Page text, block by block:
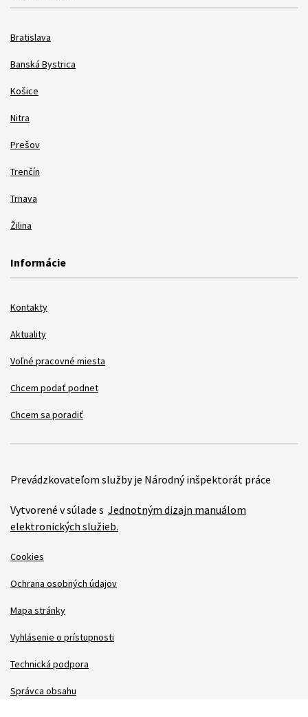
Bratislava
Banská Bystrica
Košice
Nitra
Prešov
Trenčín
Trnava
Žilina
Informácie
Kontakty
Aktuality
Voľné pracovné miesta
Chcem podať podnet
Chcem sa poradiť
Prevádzkovateľom služby je Národný inšpektorát práce
Vytvorené v súlade s Jednotným dizajn manuálom
elektronických služieb.
Cookies
Ochrana osobných údajov
Mapa stránky
Vyhlásenie o prístupnosti
Technická podpora
Správca obsahu